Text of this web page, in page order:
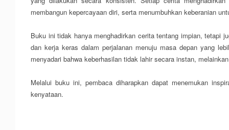
membangun kepercayaan diri, serta menumbuhkan keberanian
Buku ini tidak hanya menghadirkan cerita tentang impian, tetapi
dan kerja keras dalam perjalanan menuju masa depan yang
menyadari bahwa keberhasilan tidak lahir secara instan,
Melalui buku ini, pembaca diharapkan dapat menemukan
kenyataan.